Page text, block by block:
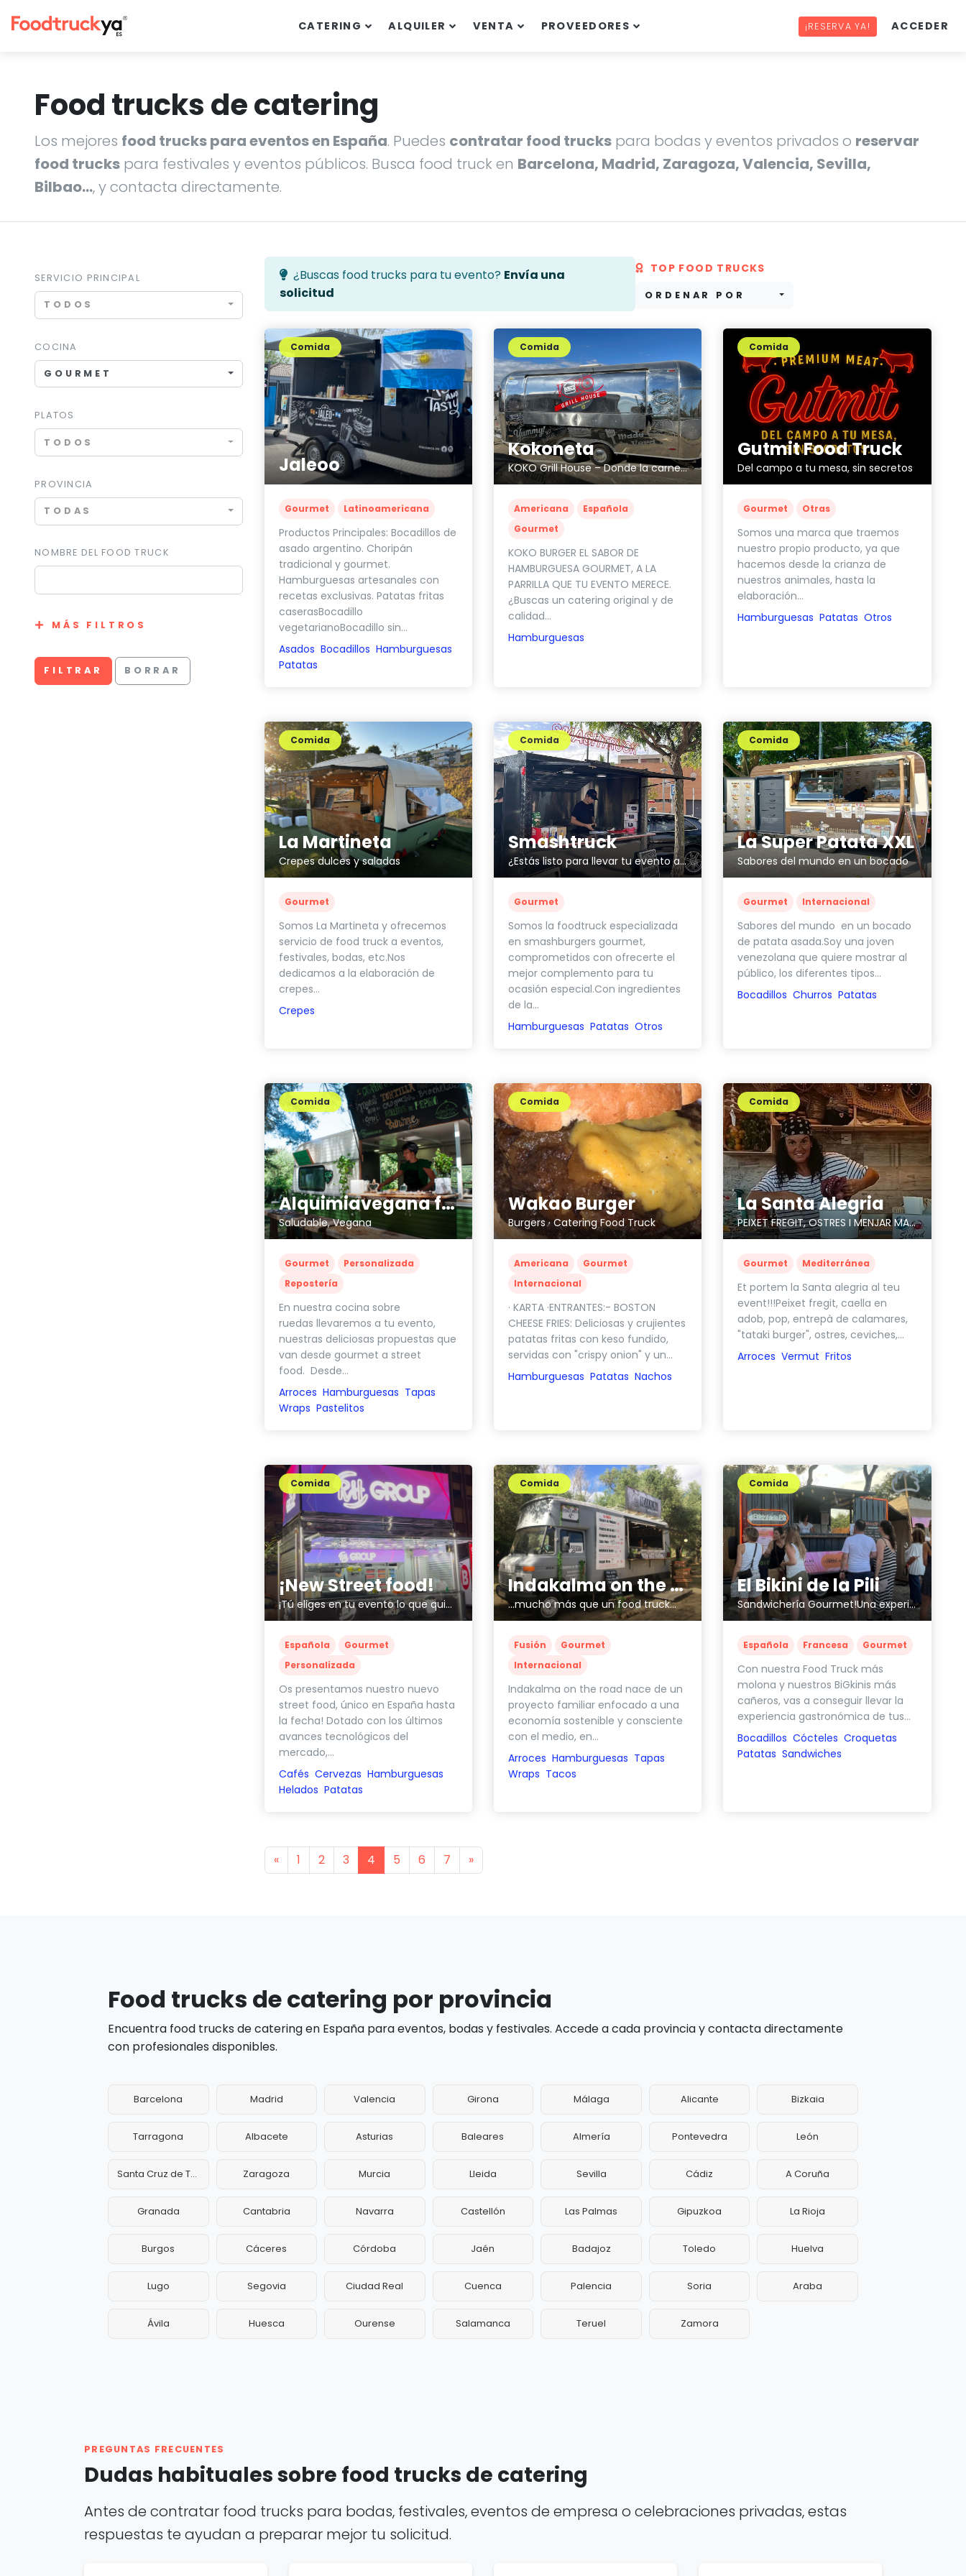
CATERING ALQUILER VENTA PROVEEDORES ¡RESERVA YA! ACCEDER
Food trucks de catering
Los mejores food trucks para eventos en España. Puedes contratar food trucks para bodas y eventos privados o reservar
food trucks para festivales y eventos públicos. Busca food truck en Barcelona, Madrid, Zaragoza, Valencia, Sevilla,
Bilbao…, y contacta directamente.
SERVICIO PRINCIPAL
TODOS
COCINA
GOURMET
PLATOS
TODOS
PROVINCIA
TODAS
NOMBRE DEL FOOD TRUCK
MÁS FILTROS
FILTRAR BORRAR
¿Buscas food trucks para tu evento? Envía una
solicitud
TOP FOOD TRUCKS
ORDENAR POR
Jaleoo
Comida
Gourmet Latinoamericana
Productos Principales: Bocadillos de
asado argentino. Choripán
tradicional y gourmet.
Hamburguesas artesanales con
recetas exclusivas. Patatas fritas
caserasBocadillo
vegetarianoBocadillo sin...
Asados Bocadillos Hamburguesas
Patatas
Kokoneta
KOKO Grill House – Donde la carne premium cobra vida.
Comida
Americana
Española
Gourmet
KOKO BURGER EL SABOR DE
HAMBURGUESA GOURMET, A LA
PARRILLA QUE TU EVENTO MERECE.
¿Buscas un catering original y de
calidad...
Hamburguesas
Gutmit Food Truck
Del campo a tu mesa, sin secretos
Comida
Gourmet Otras
Somos una marca que traemos
nuestro propio producto, ya que
hacemos desde la crianza de
nuestros animales, hasta la
elaboración...
Hamburguesas Patatas Otros
La Martineta
Crepes dulces y saladas
Comida
Gourmet
Somos La Martineta y ofrecemos
servicio de food truck a eventos,
festivales, bodas, etc.Nos
dedicamos a la elaboración de
crepes...
Crepes
Smashtruck
¿Estás listo para llevar tu evento al siguiente nivel gastronómico?
Comida
Gourmet
Somos la foodtruck especializada
en smashburgers gourmet,
comprometidos con ofrecerte el
mejor complemento para tu
ocasión especial.Con ingredientes
de la...
Hamburguesas Patatas Otros
La Super Patata XXL
Sabores del mundo en un bocado
Comida
Gourmet Internacional
Sabores del mundo en un bocado
de patata asada.Soy una joven
venezolana que quiere mostrar al
público, los diferentes tipos...
Bocadillos Churros Patatas
Alquimiavegana food truck
Saludable, Vegana
Comida
Gourmet
Personalizada
Repostería
En nuestra cocina sobre
ruedas llevaremos a tu evento,
nuestras deliciosas propuestas que
van desde gourmet a street
food. Desde...
Arroces Hamburguesas Tapas
Wraps Pastelitos
Wakao Burger
Burgers · Catering Food Truck
Comida
Americana
Gourmet
Internacional
· KARTA ·ENTRANTES:- BOSTON
CHEESE FRIES: Deliciosas y crujientes
patatas fritas con keso fundido,
servidas con "crispy onion" y un...
Hamburguesas Patatas Nachos
La Santa Alegria
PEIXET FREGIT, OSTRES I MENJAR MARÍ
Comida
Gourmet Mediterránea
Et portem la Santa alegria al teu
event!!!Peixet fregit, caella en
adob, pop, entrepà de calamares,
"tataki burger", ostres, ceviches,...
Arroces Vermut Fritos
¡New Street food!
¡Tú eliges en tu evento lo que quieres!
Comida
Española
Gourmet
Personalizada
Os presentamos nuestro nuevo
street food, único en España hasta
la fecha! Dotado con los últimos
avances tecnológicos del
mercado,...
Cafés Cervezas Hamburguesas
Helados Patatas
Indakalma on the road
...mucho más que un food truck...
Comida
Fusión
Gourmet
Internacional
Indakalma on the road nace de un
proyecto familiar enfocado a una
economía sostenible y consciente
con el medio, en...
Arroces Hamburguesas Tapas
Wraps Tacos
El Bikini de la Pili
Sandwichería Gourmet!Una experiencia gastronómica revolucionaria e irresistible
Comida
Española Francesa Gourmet
Con nuestra Food Truck más
molona y nuestros BiGkinis más
cañeros, vas a conseguir llevar la
experiencia gastronómica de tus...
Bocadillos Cócteles Croquetas
Patatas Sandwiches
«Previous
1 2 3 4 5 6 7 »Next
Food trucks de catering por provincia
Encuentra food trucks de catering en España para eventos, bodas y festivales. Accede a cada provincia y contacta directamente
con profesionales disponibles.
Barcelona Madrid Valencia Girona Málaga Alicante Bizkaia
Tarragona Albacete Asturias Baleares Almería Pontevedra León
Santa Cruz de Tenerife Zaragoza Murcia Lleida Sevilla Cádiz A Coruña
Granada Cantabria Navarra Castellón Las Palmas Gipuzkoa La Rioja
Burgos Cáceres Córdoba Jaén Badajoz Toledo Huelva
Lugo Segovia Ciudad Real Cuenca Palencia Soria Araba
Ávila Huesca Ourense Salamanca Teruel Zamora
PREGUNTAS FRECUENTES
Dudas habituales sobre food trucks de catering
Antes de contratar food trucks para bodas, festivales, eventos de empresa o celebraciones privadas, estas
respuestas te ayudan a preparar mejor tu solicitud.